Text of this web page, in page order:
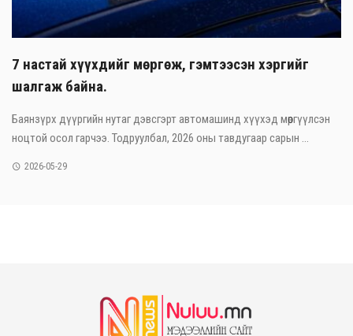
7 настай хүүхдийг мөргөж, гэмтээсэн хэргийг
шалгаж байна.
Баянзүрх дүүргийн нутаг дэвсгэрт автомашинд хүүхэд мөргүүлсэн
ноцтой осол гарчээ. Тодруулбал, 2026 оны тавдугаар сарын ...
2026-05-29